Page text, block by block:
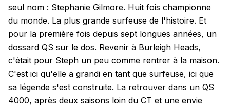
seul nom : Stephanie Gilmore. Huit fois championne
du monde. La plus grande surfeuse de l'histoire. Et
pour la première fois depuis sept longues années, un
dossard QS sur le dos. Revenir à Burleigh Heads,
c'était pour Steph un peu comme rentrer à la maison.
C'est ici qu'elle a grandi en tant que surfeuse, ici que
sa légende s'est construite. La retrouver dans un QS
4000, après deux saisons loin du CT et une envie